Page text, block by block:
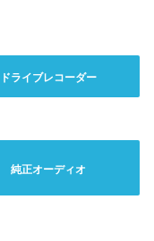
ドライブレコーダー
純正オーディオ